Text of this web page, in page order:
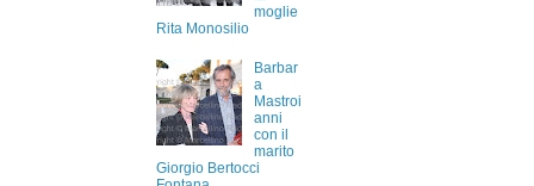
moglie
Rita Monosilio
Barbar
a
Mastroi
anni
con il
marito
Giorgio Bertocci